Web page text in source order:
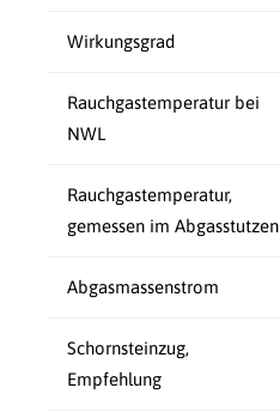
Wirkungsgrad
Rauchgastemperatur bei
NWL
Rauchgastemperatur,
gemessen im Abgasstutzen
Abgasmassenstrom
Schornsteinzug,
Empfehlung